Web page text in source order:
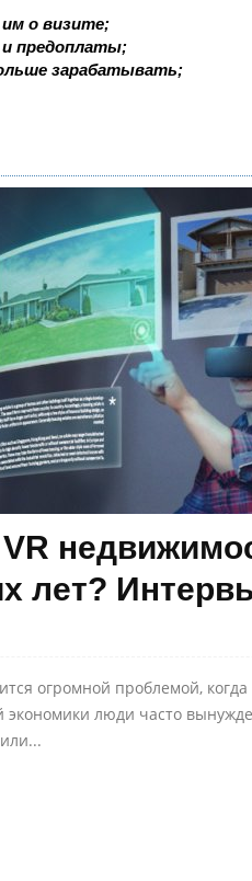
о визите;
и предоплаты;
зарабатывать;
лет?
огромной проблемой,
экономики люди часто